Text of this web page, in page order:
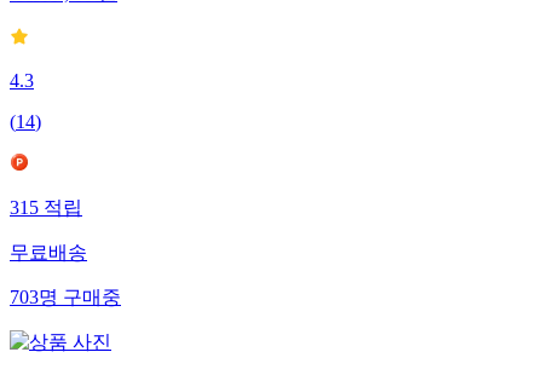
4.3
(14)
315적립
무료배송
703명구매중